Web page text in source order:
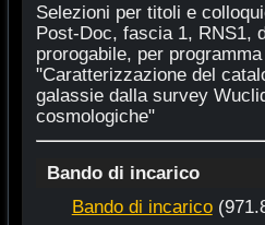
Selezioni per titoli e
Post-Doc, fascia 1, RNS1,
prorogabile, per
"Caratterizzazione del
galassie dalla survey
cosmologiche"
Bando di incarico
Bando di incarico